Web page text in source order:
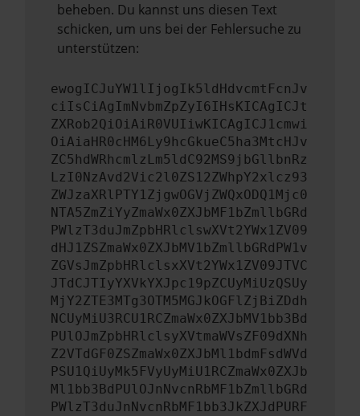
beheben. Du kannst uns diesen Text
schicken, um uns bei der Fehlersuche zu
unterstützen:
ewogICJuYW1lIjogIk5ldHdvcmtFcnJv
ciIsCiAgImNvbmZpZyI6IHsKICAgICJt
ZXRob2QiOiAiR0VUIiwKICAgICJ1cmwi
OiAiaHR0cHM6Ly9hcGkueC5ha3MtcHJv
ZC5hdWRhcmlzLm5ldC92MS9jbGllbnRz
LzI0NzAvd2Vic2l0ZS12ZWhpY2xlcz93
ZWJzaXRlPTY1ZjgwOGVjZWQxODQ1Mjc0
NTA5ZmZiYyZmaWx0ZXJbMF1bZmllbGRd
PWlzT3duJmZpbHRlclswXVt2YWx1ZV09
dHJ1ZSZmaWx0ZXJbMV1bZmllbGRdPW1v
ZGVsJmZpbHRlclsxXVt2YWx1ZV09JTVC
JTdCJTIyYXVkYXJpc19pZCUyMiUzQSUy
MjY2ZTE3MTg3OTM5MGJkOGFlZjBiZDdh
NCUyMiU3RCU1RCZmaWx0ZXJbMV1bb3Bd
PUlOJmZpbHRlclsyXVtmaWVsZF09dXNh
Z2VTdGF0ZSZmaWx0ZXJbMl1bdmFsdWVd
PSU1QiUyMk5FVyUyMiU1RCZmaWx0ZXJb
Ml1bb3BdPUlOJnNvcnRbMF1bZmllbGRd
PWlzT3duJnNvcnRbMF1bb3JkZXJdPURF